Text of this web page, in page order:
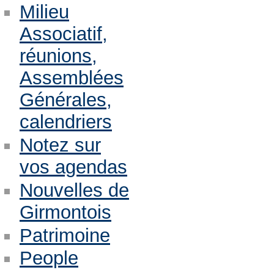
Milieu
Associatif,
réunions,
Assemblées
Générales,
calendriers
Notez sur
vos agendas
Nouvelles de
Girmontois
Patrimoine
People